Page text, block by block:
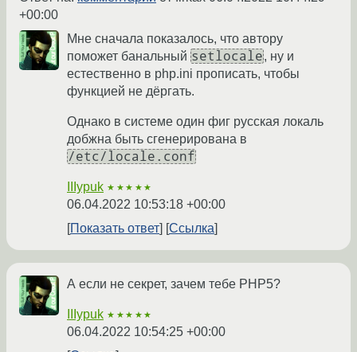
+00:00
Мне сначала показалось, что автору
поможет банальный setlocale, ну и
естественно в php.ini прописать, чтобы
функцией не дёргать.
Однако в системе один фиг русская локаль
добжна быть сгенерирована в
/etc/locale.conf
IIIypuk ★★★★★
06.04.2022 10:53:18 +00:00
Показать ответ
Ссылка
А если не секрет, зачем тебе PHP5?
IIIypuk ★★★★★
06.04.2022 10:54:25 +00:00